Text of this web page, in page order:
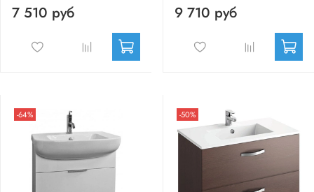
7 510 руб 9 710 руб
-64% -50%